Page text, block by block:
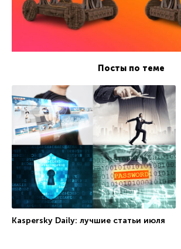
Посты по теме
Kaspersky Daily: лучшие статьи июля